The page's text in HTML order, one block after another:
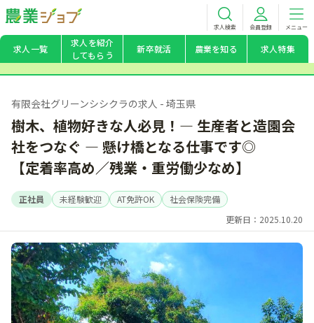
求人検索 会員登録 メニュー
求人一覧
求人を紹介
してもらう
新卒就活 農業を知る 求人特集
有限会社グリーンシシクラの求人 - 埼玉県
樹木、植物好きな人必見！― 生産者と造園会
社をつなぐ ― 懸け橋となる仕事です◎
【定着率高め／残業・重労働少なめ】
正社員 未経験歓迎 AT免許OK
社会保険完備
更新日：2025.10.20